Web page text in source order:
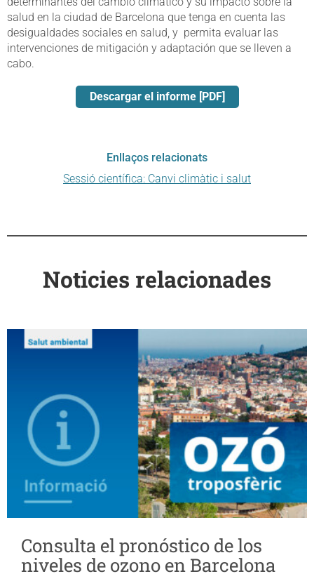
salud en la ciudad de Barcelona que tenga en cuenta las
desigualdades sociales en salud, y permita evaluar las
intervenciones de mitigación y adaptación que se lleven a
cabo.
Descargar el informe [PDF]
Enllaços relacionats
Sessió científica: Canvi climàtic i salut
Noticies relacionades
Consulta el pronóstico de los
niveles de ozono en Barcelona